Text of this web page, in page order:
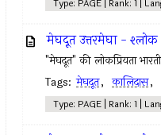
Type: PAGE | Rank: 1 |
मेघदूत उत्तरमेघा - श्लोक
"मेघदूत" की लोकप्रियता
Tags: मेघदूत, कालिदास,
Type: PAGE | Rank: 1 |